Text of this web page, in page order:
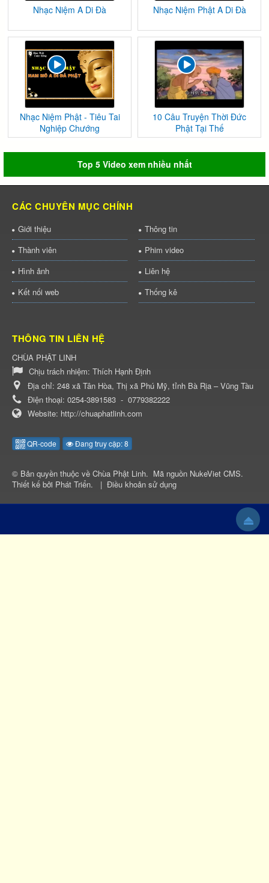
Nhạc Niệm A Di Đà Nhạc Niệm Phật A Di Đà
Nhạc Niệm Phật - Tiêu Tai
Nghiệp Chướng
10 Câu Truyện Thời Đức
Phật Tại Thế
Top 5 Video xem nhiều nhất
CÁC CHUYÊN MỤC CHÍNH
Giới thiệu
Thông tin
Thành viên
Phim video
Hình ảnh
Liên hệ
Kết nối web
Thống kê
THÔNG TIN LIÊN HỆ
CHÙA PHẬT LINH
Chịu trách nhiệm: Thích Hạnh Định
Địa chỉ: 248 xã Tân Hòa, Thị xã Phú Mỹ, tỉnh Bà Rịa – Vũng Tàu
Điện thoại: 0254-3891583 - 0779382222
Website: http://chuaphatlinh.com
QR-code Đang truy cập: 8
© Bản quyền thuộc về Chùa Phật Linh. Mã nguồn NukeViet CMS.
Thiết kế bởi Phát Triển. | Điều khoản sử dụng